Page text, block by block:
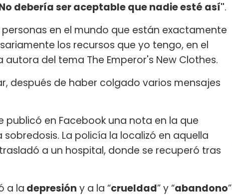
debería ser aceptable que nadie esté así".
personas en el mundo que están exactamente
los recursos que yo tengo, en el
autora del tema The Emperor's New Clothes.
después de haber colgado varios mensajes
publicó en Facebook una nota en la que
La policía la localizó en aquella
a un hospital, donde se recuperó tras
a la depresión y a la “crueldad” y “abandono”